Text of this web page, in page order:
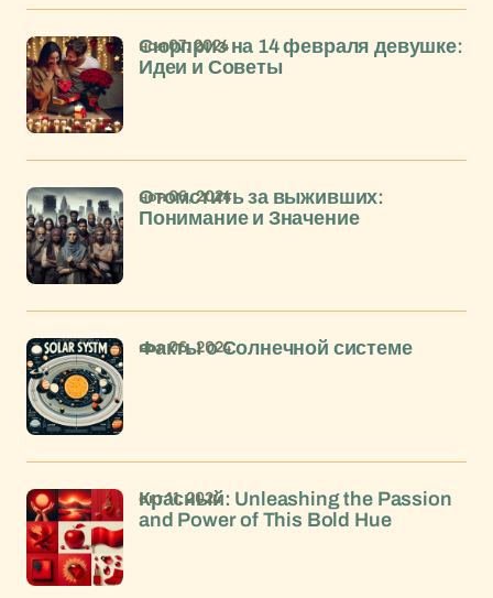
Сюрприз на 14 февраля девушке:
Идеи и Советы
ноя 07, 2024
Отомстить за выживших:
Понимание и Значение
ноя 06, 2024
Факты о Солнечной системе
ноя 06, 2024
Красный: Unleashing the Passion
and Power of This Bold Hue
окт 11, 2024